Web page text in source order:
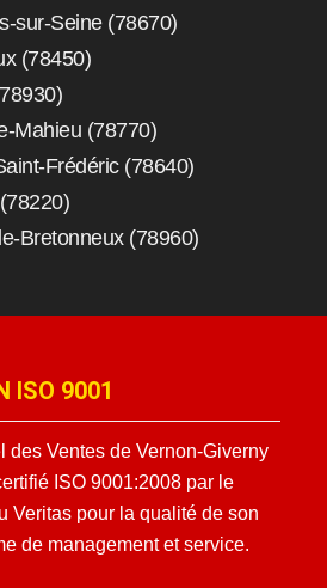
sur-Seine (78670)
(78450)
Mahieu (78770)
Frédéric (78640)
Bretonneux (78960)
ISO 9001
des Ventes de Vernon-Giverny
ISO 9001:2008 par le
Veritas pour la qualité de son
de management et service.